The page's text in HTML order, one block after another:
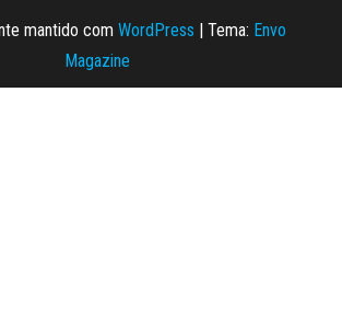
mantido com WordPress | Tema: Envo
Magazine